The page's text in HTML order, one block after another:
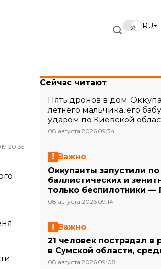
RU
20:35
Сейчас читают
Пять дронов в дом.
летнего мальчика, его
ударом по Киевской
08 августа 2026 09:34
Важно
Оккупанты запустили
баллистических и
только беспилотники —
08 августа 2026 09:14
Важно
21 человек пострадал в
в Сумской области,
08 августа 2026 09:08